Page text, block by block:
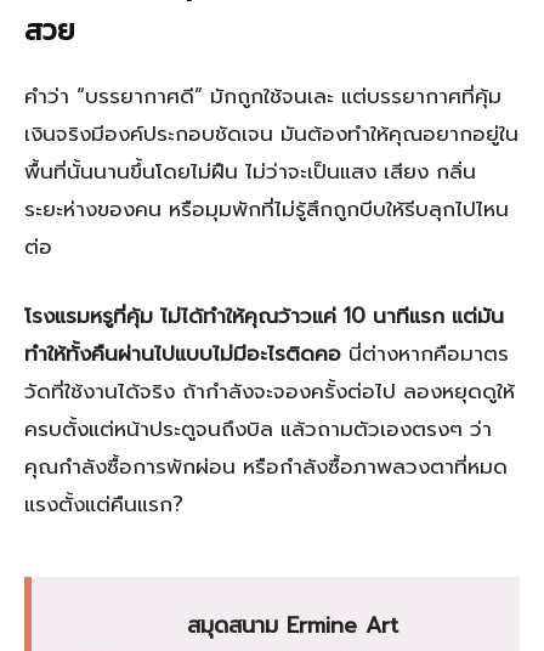
สวย
คำว่า “บรรยากาศดี” มักถูกใช้จนเละ แต่บรรยากาศที่คุ้ม
เงินจริงมีองค์ประกอบชัดเจน มันต้องทำให้คุณอยากอยู่ใน
พื้นที่นั้นนานขึ้นโดยไม่ฝืน ไม่ว่าจะเป็นแสง เสียง กลิ่น
ระยะห่างของคน หรือมุมพักที่ไม่รู้สึกถูกบีบให้รีบลุกไปไหน
ต่อ
โรงแรมหรูที่คุ้ม ไม่ได้ทำให้คุณว้าวแค่ 10 นาทีแรก แต่มัน
ทำให้ทั้งคืนผ่านไปแบบไม่มีอะไรติดคอ นี่ต่างหากคือมาตร
วัดที่ใช้งานได้จริง ถ้ากำลังจะจองครั้งต่อไป ลองหยุดดูให้
ครบตั้งแต่หน้าประตูจนถึงบิล แล้วถามตัวเองตรงๆ ว่า
คุณกำลังซื้อการพักผ่อน หรือกำลังซื้อภาพลวงตาที่หมด
แรงตั้งแต่คืนแรก?
สมุดสนาม Ermine Art